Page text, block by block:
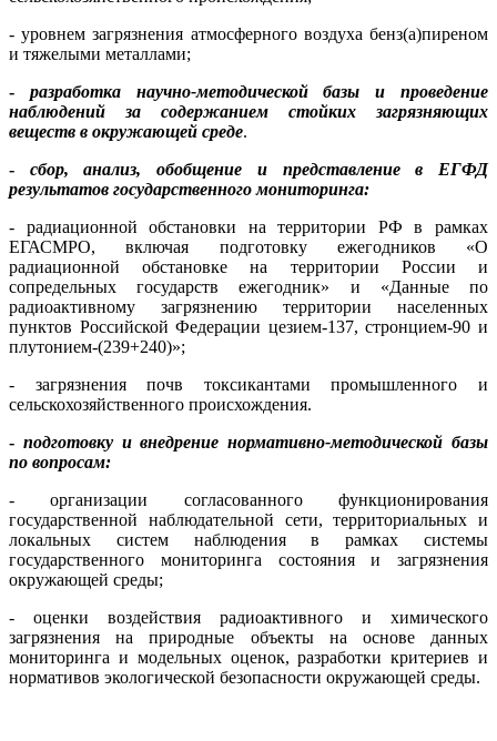
- уровнем загрязнения атмосферного воздуха бенз(а)пиреном
и тяжелыми металлами;
- разработка научно-методической базы и проведение
наблюдений за содержанием стойких загрязняющих
веществ в окружающей среде.
- сбор, анализ, обобщение и представление в ЕГФД
результатов государственного мониторинга:
- радиационной обстановки на территории РФ в рамках
ЕГАСМРО, включая подготовку ежегодников «О
радиационной обстановке на территории России и
сопредельных государств ежегодник» и «Данные по
радиоактивному загрязнению территории населенных
пунктов Российской Федерации цезием-137, стронцием-90 и
плутонием-(239+240)»;
- загрязнения почв токсикантами промышленного и
сельскохозяйственного происхождения.
- подготовку и внедрение нормативно-методической базы
по вопросам:
- организации согласованного функционирования
государственной наблюдательной сети, территориальных и
локальных систем наблюдения в рамках системы
государственного мониторинга состояния и загрязнения
окружающей среды;
- оценки воздействия радиоактивного и химического
загрязнения на природные объекты на основе данных
мониторинга и модельных оценок, разработки критериев и
нормативов экологической безопасности окружающей среды.